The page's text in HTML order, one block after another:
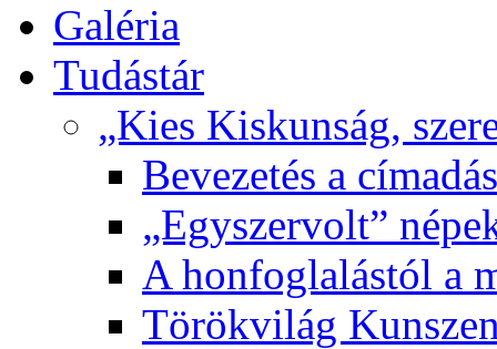
Galéria
Tudástár
„Kies Kiskunság,
Bevezetés a
„Egyszervolt”
A honfoglalástól a
Törökvilág